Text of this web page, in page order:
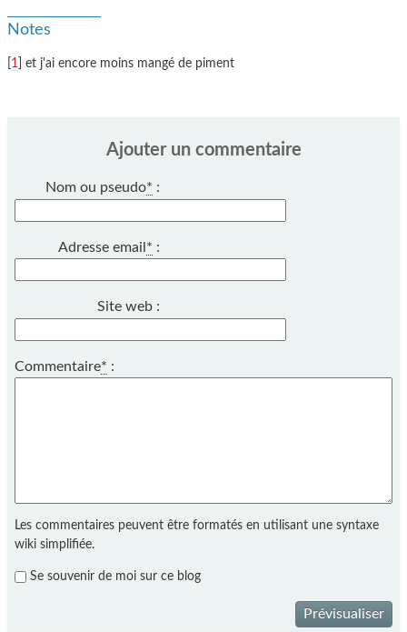
Notes
1 ] et j'ai encore moins mangé de piment
Ajouter un commentaire
Nom ou pseudo* :
Adresse email * :
Site web :
Commentaire* :
Les commentaires peuvent être formatés en utilisant une syntaxe
wiki simplifiée.
Se souvenir de moi sur ce blog
Prévisualiser